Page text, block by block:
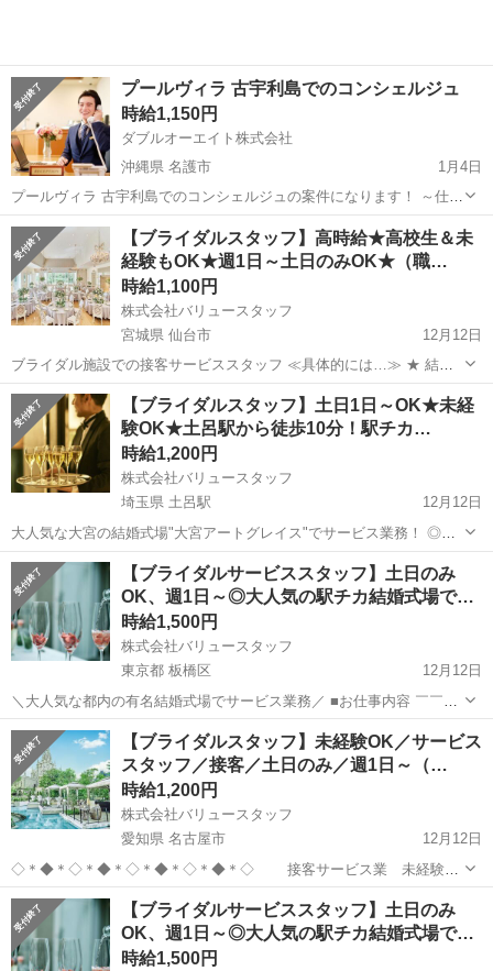
プールヴィラ 古宇利島でのコンシェルジュ
時給1,150円
ダブルオーエイト株式会社
沖縄県 名護市
1月4日
プールヴィラ 古宇利島でのコンシェルジュの案件になります！ ～仕事
内容～ ・清掃後の部屋チェック ・フロント （自動チェックインシス
テム導入しています！分からない方へのサポート） ・フロント・ラウ
ンジ周りの美化...
沖縄 名護市 結婚式場 空港
【ブライダルスタッフ】高時給★高校生＆未
経験もOK★週1日～土日のみOK★（職…
時給1,100円
株式会社バリュースタッフ
宮城県 仙台市
12月12日
ブライダル施設での接客サービススタッフ ≪具体的には…≫ ★ 結婚
式中の演出サポートやお食事提供 ★ フルコース（フランス料理）やお
飲み物の提供 ★ 会場のセッティングやテーブルセット ★ お客様の
ご案内...
宮城 仙台市 結婚式場 スタッフ
【ブライダルスタッフ】土日1日～OK★未経
験OK★土呂駅から徒歩10分！駅チカ…
時給1,200円
株式会社バリュースタッフ
埼玉県 土呂駅
12月12日
大人気な大宮の結婚式場"大宮アートグレイス"でサービス業務！ ◎未
経験でも大歓迎、週1～、土日祝のみの勤務もOKです♪ ■お仕事内容
￣￣￣￣￣￣￣ 宴会や婚礼サービス、 クローク業務やレストランサ...
埼玉 さいたま市 土呂駅 結婚式場 スタッフ
【ブライダルサービススタッフ】土日のみ
OK、週1日～◎大人気の駅チカ結婚式場で…
時給1,500円
株式会社バリュースタッフ
東京都 板橋区
12月12日
＼大人気な都内の有名結婚式場でサービス業務／ ■お仕事内容 ￣￣￣
￣￣￣￣ 宴会や婚礼サービス、 クローク業務やレストランサービスな
ど お客様のご対応をお願いします♪ ≪具体的には…≫ ・婚礼中の演出
サ...
東京 板橋区 結婚式場 スタッフ
【ブライダルスタッフ】未経験OK／サービス
スタッフ／接客／土日のみ／週1日～（…
時給1,200円
株式会社バリュースタッフ
愛知県 名古屋市
12月12日
◇＊◆＊◇＊◆＊◇＊◆＊◇＊◆＊◇ 接客サービス業 未経験
OK♪ 週1日～、土日祝どれか1日 ◇＊◆＊◇＊◆＊◇＊◆＊◇＊◆
＊◇ ★ここがお仕事の面白さ ￣￣￣￣￣￣￣￣￣￣￣ 将来絶対役...
愛知 名古屋市 結婚式場 スタッフ
【ブライダルサービススタッフ】土日のみ
OK、週1日～◎大人気の駅チカ結婚式場で…
時給1,500円